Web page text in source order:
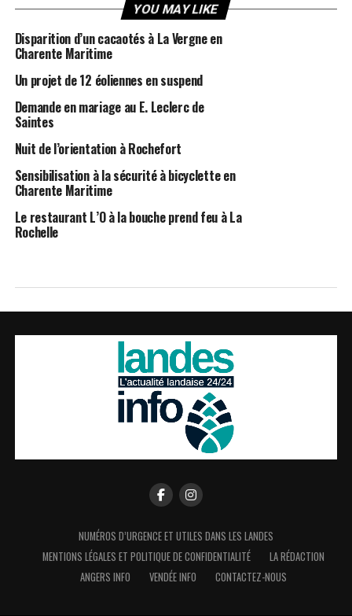
YOU MAY LIKE
Disparition d’un cacaotés à La Vergne en
Charente Maritime
Un projet de 12 éoliennes en suspend
Demande en mariage au E. Leclerc de
Saintes
Nuit de l’orientation à Rochefort
Sensibilisation à la sécurité à bicyclette en
Charente Maritime
Le restaurant L’O à la bouche prend feu à La
Rochelle
NUMÉROS D’URGENCE ET UTILES DANS LES LANDES
MENTIONS LÉGALES ET POLITIQUE DE CONFIDENTIALITÉ
LA RÉDACTION
ANGERS INFO
VENDÉE INFO CONTACTEZ-NOUS